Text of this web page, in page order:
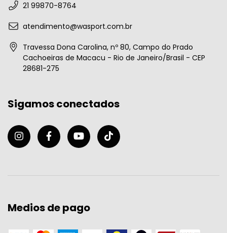
21 99870-8764
atendimento@wasport.com.br
Travessa Dona Carolina, nº 80, Campo do Prado
Cachoeiras de Macacu - Rio de Janeiro/Brasil - CEP
28681-275
Sigamos conectados
Medios de pago